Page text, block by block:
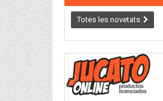
Totes les novetats